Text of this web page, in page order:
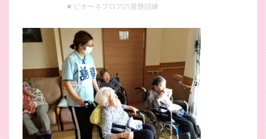
ピオーネフロアの避難訓練